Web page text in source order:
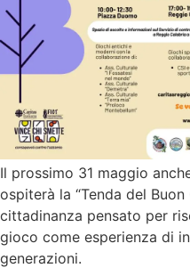
Il prossimo 31 maggio
ospiterà la “Tenda del
cittadinanza pensato per
gioco come esperienza di
generazioni.